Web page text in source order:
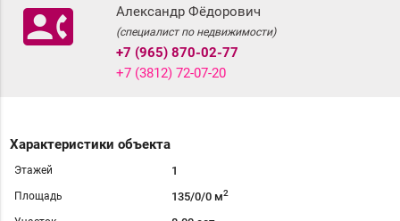
contact_phone Александр Фёдорович
(специалист по недвижимости)
+7 (965) 870-02-77
+7 (3812) 72-07-20
Характеристики объекта
Этажей 1
Площадь 135/0/0 м2